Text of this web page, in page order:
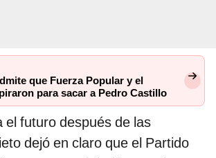
que Fuerza Popular y el
para sacar a Pedro Castillo
el futuro después de las
dejó en claro que el Partido